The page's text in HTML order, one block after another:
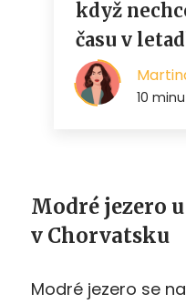
Modré jezero
v Chorvatsku
Modré jezero se